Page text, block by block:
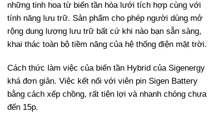
những tinh hoa từ biến tần hòa lưới tích hợp cùng với
tính năng lưu trữ. Sản phẩm cho phép người dùng mở
rộng dung lượng lưu trữ bất cứ khi nào bạn sẵn sàng,
khai thác toàn bộ tiềm năng của hệ thống điện mặt trời.
Cách thức làm việc của biến tần Hybrid của Sigenergy
khá đơn giản. Việc kết nối với viên pin Sigen Battery
bằng cách xếp chồng, rất tiện lợi và nhanh chóng chưa
đến 15p.